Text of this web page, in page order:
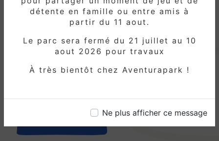
détente en famille ou entre amis à
partir du 11 aout.
Le parc sera fermé du 21 juillet au 10
aout 2026 pour travaux
À très bientôt chez Aventurapark !
Ne plus afficher ce message
disponibilités et nos tarifs, et préparez-
vous à vivre des moments magiques
chez Aventura Park aux alentours de
Lévignen.
Contactez-nous